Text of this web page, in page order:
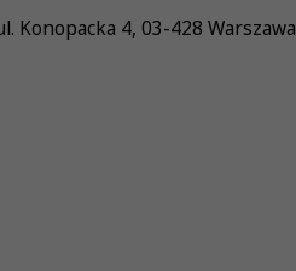
Konopacka 4, 03-428 Warszawa